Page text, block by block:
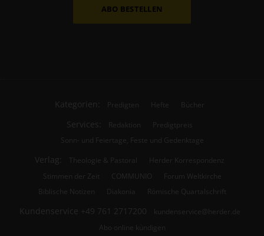
ABO BESTELLEN
Kategorien: Predigten Hefte Bücher
Services: Redaktion
Predigtpreis
Sonn- und Feiertage, Feste und Gedenktage
Verlag: Theologie & Pastoral
Herder Korrespondenz
Stimmen der Zeit
COMMUNIO
Forum Weltkirche
Biblische Notizen
Diakonia Römische Quartalschrift
Kundenservice +49 761 2717200
kundenservice@herder.de
Abo online kündigen